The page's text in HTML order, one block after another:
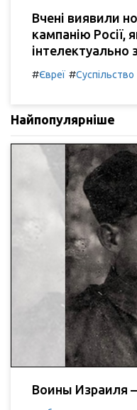
Вчені виявили
кампанію Росії,
інтелектуально
#Євреї #Суспільство
Найпопулярніше
Воины Израиля